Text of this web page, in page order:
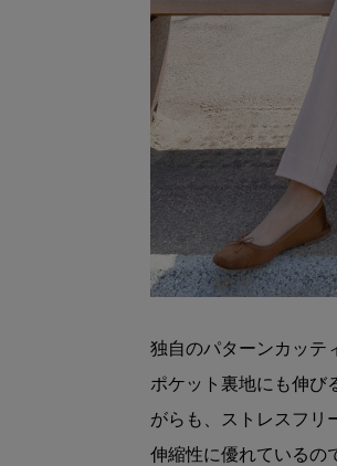
独自のパターンカッテ
ポケット裏地にも伸び
がらも、ストレスフリ
伸縮性に優れているの